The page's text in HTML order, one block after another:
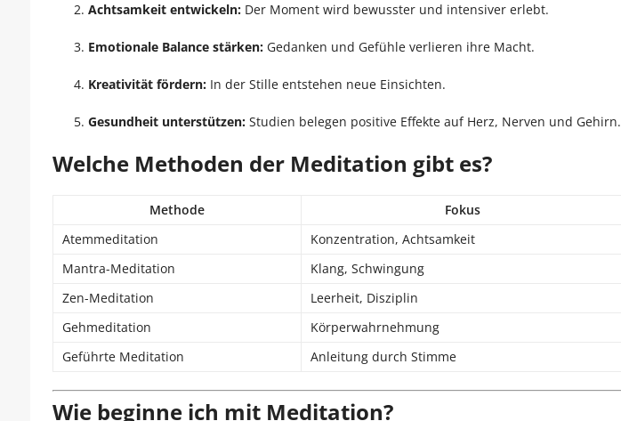
Achtsamkeit entwickeln:Der Moment wird bewusster und intensiver erlebt.
Emotionale Balance stärken:Gedanken und Gefühle verlieren ihre Macht.
Kreativität fördern:In der Stille entstehen neue Einsichten.
Gesundheit unterstützen:Studien belegen positive Effekte auf Herz, Nerven und Gehirn.
Welche Methoden der Meditation gibt es?
Methode Fokus
Atemmeditation
Konzentration, Achtsamkeit
Mantra-Meditation
Klang, Schwingung
Zen-Meditation
Leerheit, Disziplin
Gehmeditation
Körperwahrnehmung
Geführte Meditation
Anleitung durch Stimme
Wie beginne ich mit Meditation?